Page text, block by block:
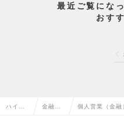
最近ご覧にな
おす
ハイク 金融系 個人営業（金融